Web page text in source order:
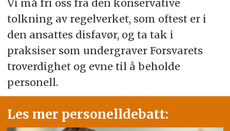
Vi må fri oss fra den konservative
tolkning av regelverket, som oftest er i
den ansattes disfavør, og ta tak i
praksiser som undergraver Forsvarets
troverdighet og evne til å beholde
personell.
Les mer personelldebatt: